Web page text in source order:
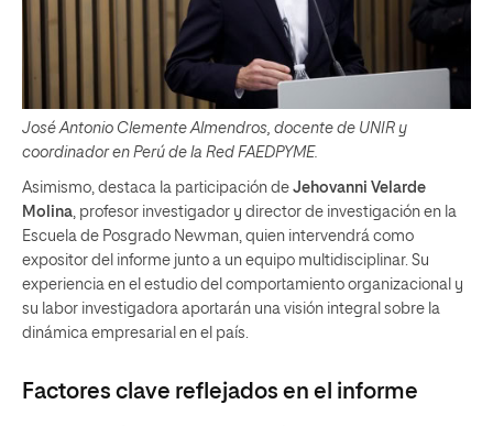
José Antonio Clemente Almendros, docente de UNIR y
coordinador en Perú de la Red FAEDPYME.
Asimismo, destaca la participación de Jehovanni Velarde
Molina, profesor investigador y director de investigación en la
Escuela de Posgrado Newman, quien intervendrá como
expositor del informe junto a un equipo multidisciplinar. Su
experiencia en el estudio del comportamiento organizacional y
su labor investigadora aportarán una visión integral sobre la
dinámica empresarial en el país.
Factores clave reflejados en el informe